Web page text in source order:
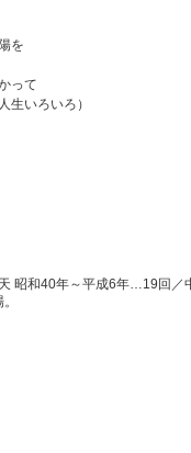
を
って
生いろいろ）
昭和40年～平成6年…19回／